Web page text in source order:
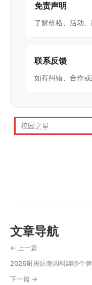
免责声明
了解价格、活动
联系反馈
如有纠错、合作
文章导航
← 上一篇
2026厨房防潮调料罐哪个
下一篇 →